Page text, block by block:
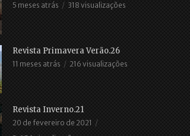
5 meses atrás 318 visualizações
Revista Primavera Verão.26
11 meses atrás 216 visualizações
Revista Inverno.21
20 de fevereiro de 2021